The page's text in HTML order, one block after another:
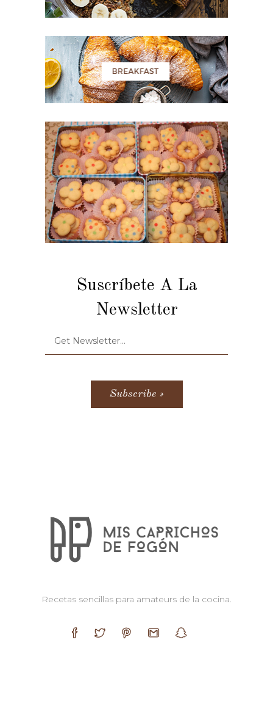
Suscríbete A La
Newsletter
Recetas sencillas para amateurs de la cocina.